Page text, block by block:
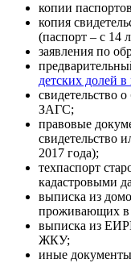
копии
копия
(паспорт – с 14
заявления по
детских долей
свидетельство
ЗАГС;
правовые
свидетельство
2017 года);
техпаспорт
кадастровыми
выписка из
проживающих в
выписка из
ЖКУ;
иные документы